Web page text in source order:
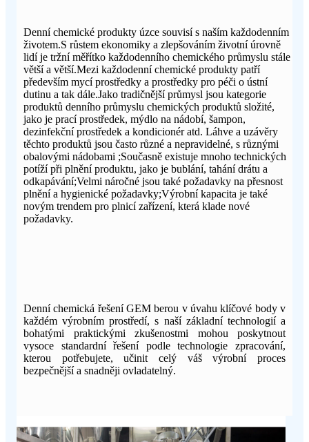
Denní chemické produkty úzce souvisí s naším každodenním
životem.S růstem ekonomiky a zlepšováním životní úrovně
lidí je tržní měřítko každodenního chemického průmyslu stále
větší a větší.Mezi každodenní chemické produkty patří
především mycí prostředky a prostředky pro péči o ústní
dutinu a tak dále.Jako tradičnější průmysl jsou kategorie
produktů denního průmyslu chemických produktů složité,
jako je prací prostředek, mýdlo na nádobí, šampon,
dezinfekční prostředek a kondicionér atd. Láhve a uzávěry
těchto produktů jsou často různé a nepravidelné, s různými
obalovými nádobami ;Současně existuje mnoho technických
potíží při plnění produktu, jako je bublání, tahání drátu a
odkapávání;Velmi náročné jsou také požadavky na přesnost
plnění a hygienické požadavky;Výrobní kapacita je také
novým trendem pro plnicí zařízení, která klade nové
požadavky.
Denní chemická řešení GEM berou v úvahu klíčové body v
každém výrobním prostředí, s naší základní technologií a
bohatými praktickými zkušenostmi mohou poskytnout
vysoce standardní řešení podle technologie zpracování,
kterou potřebujete, učinit celý váš výrobní proces
bezpečnější a snadněji ovladatelný.